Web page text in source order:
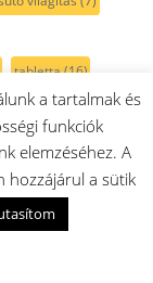
tabletta(16)
talp (1)
(8)
a tartalmak és
funkciók
elemzéséhez. A
hozzájárul a sütik